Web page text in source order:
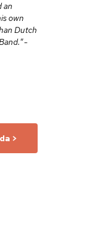
an
own
Dutch
”-
>